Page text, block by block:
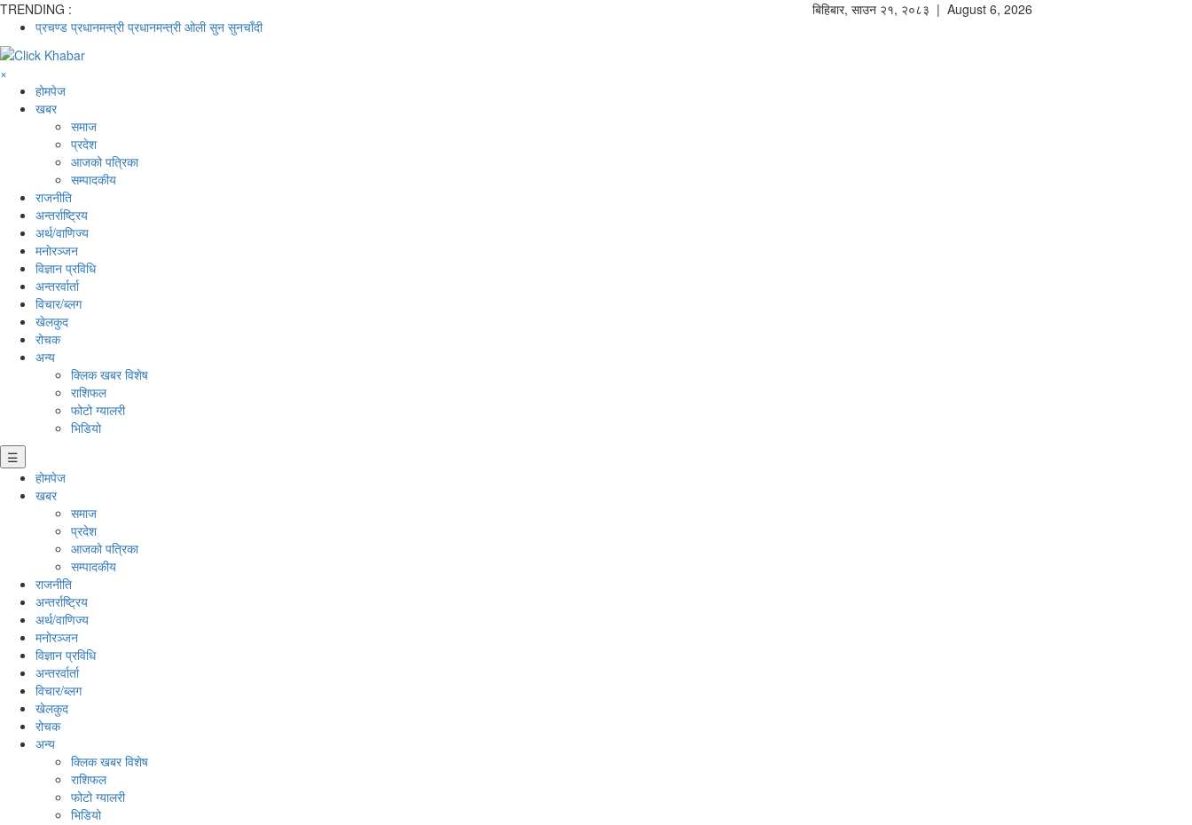
TRENDING :
प्रचण्ड प्रधानमन्त्री प्रधानमन्त्री ओली सुन सुनचाँदी
बिहिबार, साउन २१, २०८३ | August 6, 2026
×
होमपेज
खबर
समाज
प्रदेश
आजको पत्रिका
सम्पादकीय
राजनीति
अन्तर्राष्ट्रिय
अर्थ/वाणिज्य
मनाेरञ्जन
विज्ञान प्रविधि
अन्तरर्वार्ता
विचार/ब्लग
खेलकुद
रोचक
अन्य
क्लिक खबर विशेष
राशिफल
फोटो ग्यालरी
भिडियो
☰
होमपेज
खबर
समाज
प्रदेश
आजको पत्रिका
सम्पादकीय
राजनीति
अन्तर्राष्ट्रिय
अर्थ/वाणिज्य
मनाेरञ्जन
विज्ञान प्रविधि
अन्तरर्वार्ता
विचार/ब्लग
खेलकुद
रोचक
अन्य
क्लिक खबर विशेष
राशिफल
फोटो ग्यालरी
भिडियो